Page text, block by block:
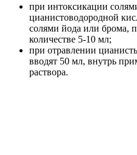
при интоксикации
цианистоводородной
солями йода или брома,
количестве 5-10 мл;
при отравлении
вводят 50 мл, внутрь
раствора.